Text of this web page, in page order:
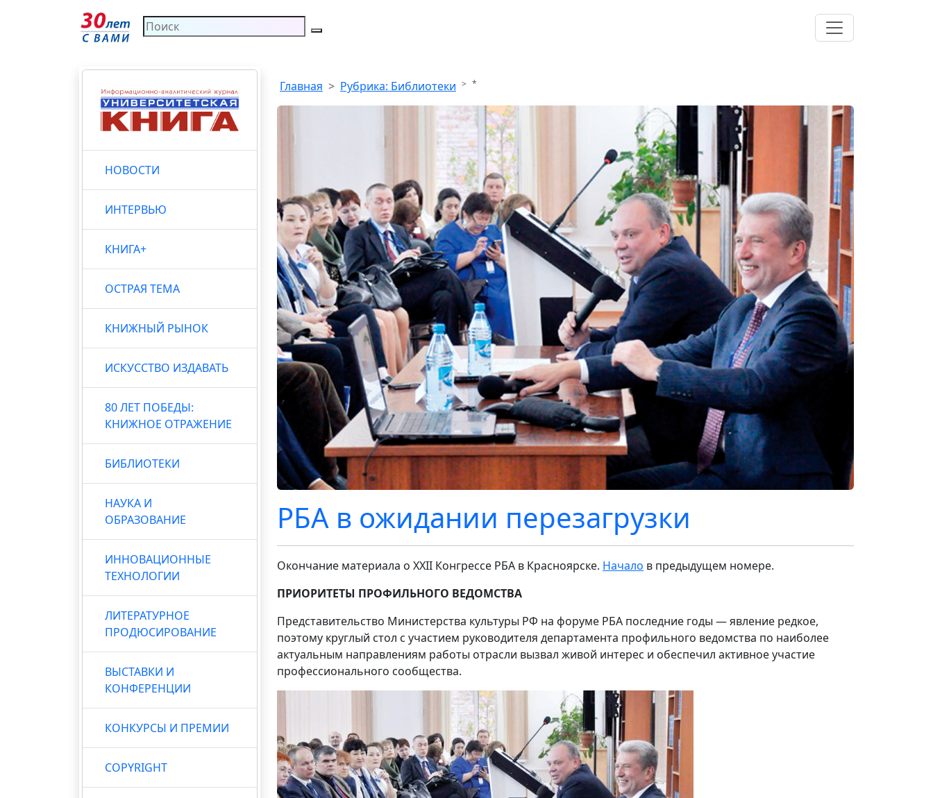
НОВОСТИ
ИНТЕРВЬЮ
КНИГА+
ОСТРАЯ ТЕМА
КНИЖНЫЙ РЫНОК
ИСКУССТВО ИЗДАВАТЬ
80 ЛЕТ ПОБЕДЫ:
КНИЖНОЕ ОТРАЖЕНИЕ
БИБЛИОТЕКИ
НАУКА И
ОБРАЗОВАНИЕ
ИННОВАЦИОННЫЕ
ТЕХНОЛОГИИ
ЛИТЕРАТУРНОЕ
ПРОДЮСИРОВАНИЕ
ВЫСТАВКИ И
КОНФЕРЕНЦИИ
КОНКУРСЫ И ПРЕМИИ
COPYRIGHT
Главная Рубрика: Библиотеки *
РБА в ожидании перезагрузки
Окончание материала о XXII Конгрессе РБА в Красноярске. Начало в предыдущем номере.
ПРИОРИТЕТЫ ПРОФИЛЬНОГО ВЕДОМСТВА
Представительство Министерства культуры РФ на форуме РБА последние годы — явление редкое,
поэтому круглый стол с участием руководителя департамента профильного ведомства по наиболее
актуальным направлениям работы отрасли вызвал живой интерес и обеспечил активное участие
профессионального сообщества.